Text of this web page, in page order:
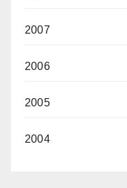
2007
2006
2005
2004